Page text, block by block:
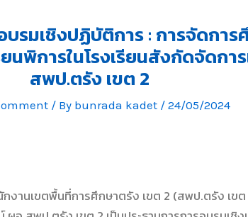
รมเชิงปฏิบัติการ : การจัดการ
พิการในโรงเรียนสังกัดจัดกา
สพป.ตรัง เขต 2
/ By bunrada kadet / 24/05/2024
งานเขตพื้นที่การศึกษาตรัง เขต 2 (สพป.ตรัง เข